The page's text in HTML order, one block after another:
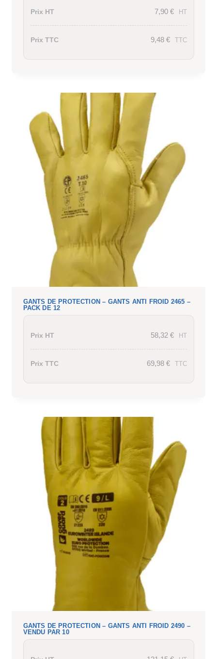
Prix HT 7,90 € HT
Prix TTC 9,48 € TTC
GANTS DE PROTECTION – GANTS ANTI FROID 2465 –
PACK DE 12
Prix HT 58,32 € HT
Prix TTC 69,98 € TTC
GANTS DE PROTECTION – GANTS ANTI FROID 2490 –
VENDU PAR 10